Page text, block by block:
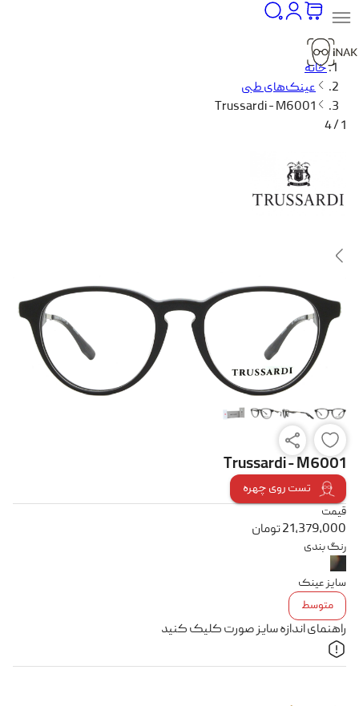
خانه
عینک‌های طبی
Trussardi - M6001
1 / 4
Trussardi - M6001
تست روی چهره
قیمت
21,379,000تومان
رنگ بندی
سایز عینک
متوسط
راهنمای اندازه سایز صورت کلیک کنید